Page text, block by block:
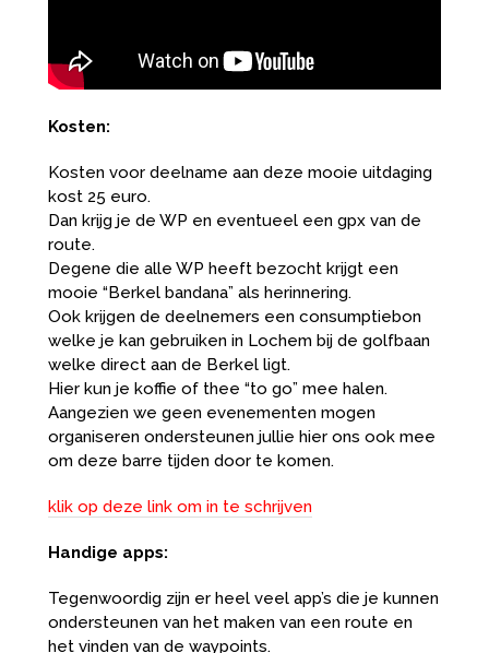
Kosten:
Kosten voor deelname aan deze mooie uitdaging
kost 25 euro.
Dan krijg je de WP en eventueel een gpx van de
route.
Degene die alle WP heeft bezocht krijgt een
mooie “Berkel bandana” als herinnering.
Ook krijgen de deelnemers een consumptiebon
welke je kan gebruiken in Lochem bij de golfbaan
welke direct aan de Berkel ligt.
Hier kun je koffie of thee “to go” mee halen.
Aangezien we geen evenementen mogen
organiseren ondersteunen jullie hier ons ook mee
om deze barre tijden door te komen.
klik op deze link om in te schrijven
Handige apps:
Tegenwoordig zijn er heel veel app’s die je kunnen
ondersteunen van het maken van een route en
het vinden van de waypoints.